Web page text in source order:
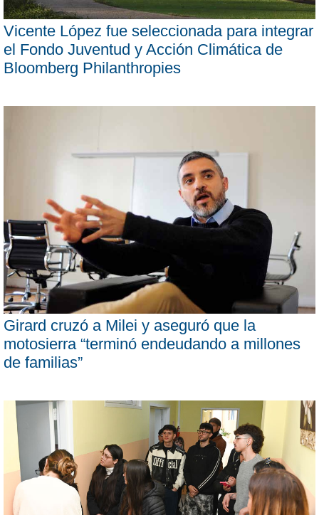
Vicente López fue seleccionada para integrar
el Fondo Juventud y Acción Climática de
Bloomberg Philanthropies
Girard cruzó a Milei y aseguró que la
motosierra “terminó endeudando a millones
de familias”